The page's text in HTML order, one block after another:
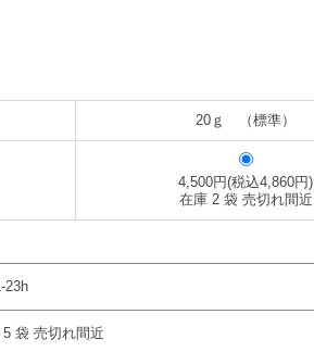
20ｇ （標準）
4,500円(税込4,860円)
在庫 2 袋 売切れ間近
23h
袋 売切れ間近